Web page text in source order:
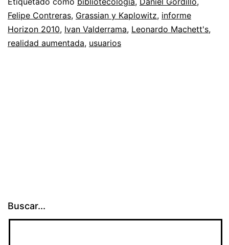
enseñanza
Felipe Contreras, Grassian y Kaplowitz, informe
Horizon 2010, Ivan Valderrama, Leonardo Machett's,
realidad aumentada, usuarios
Buscar...